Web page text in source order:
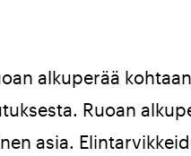
alkuperää
Ruoan
asia.